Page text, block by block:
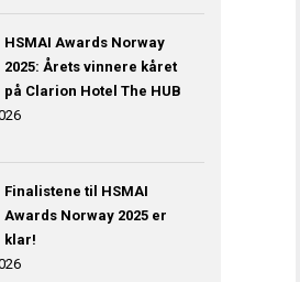
HSMAI Awards Norway
2025: Årets vinnere kåret
på Clarion Hotel The HUB
Finalistene til HSMAI
Awards Norway 2025 er
klar!